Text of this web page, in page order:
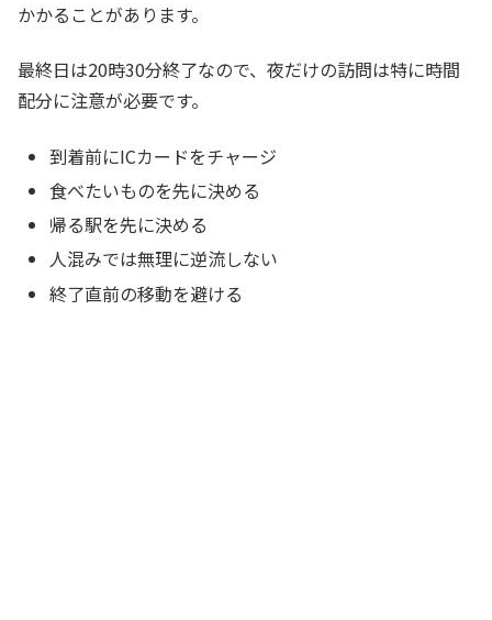
かかることがあります。
最終日は20時30分終了なので、夜だけの訪問は特に時間
配分に注意が必要です。
到着前にICカードをチャージ
食べたいものを先に決める
帰る駅を先に決める
人混みでは無理に逆流しない
終了直前の移動を避ける